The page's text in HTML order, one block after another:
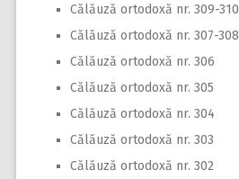
Călăuză ortodoxă nr. 309-310
Călăuză ortodoxă nr. 307-308
Călăuză ortodoxă nr. 306
Călăuză ortodoxă nr. 305
Călăuză ortodoxă nr. 304
Călăuză ortodoxă nr. 303
Călăuză ortodoxă nr. 302